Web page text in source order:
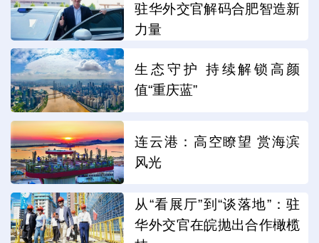
驻华外交官解码合肥智造新
力量
生态守护 持续解锁高颜
值“重庆蓝”
连云港：高空瞭望 赏海滨
风光
从“看展厅”到“谈落地”：驻
华外交官在皖抛出合作橄榄